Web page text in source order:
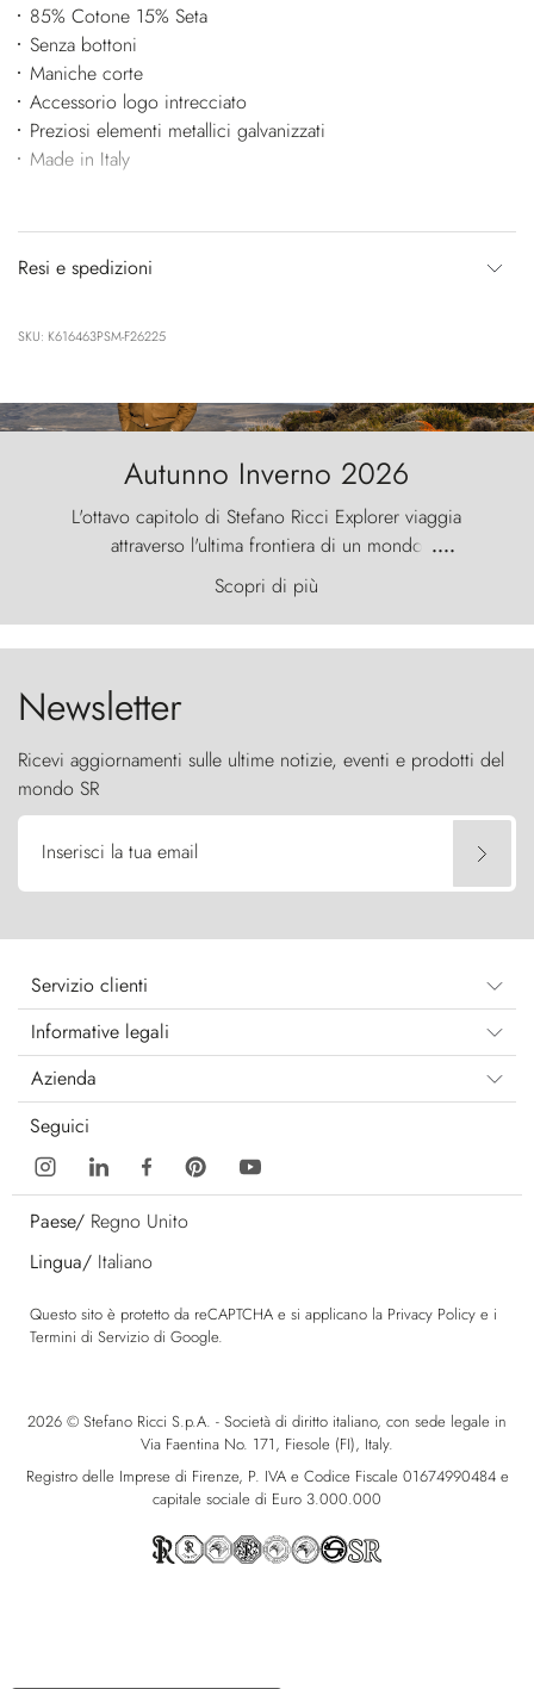
85% Cotone 15% Seta
Senza bottoni
Maniche corte
Accessorio logo intrecciato
Preziosi elementi metallici galvanizzati
Made in Italy
Resi e spedizioni
SKU: K616463PSM-F26225
Autunno Inverno 2026
L'ottavo capitolo di Stefano Ricci Explorer viaggia
attraverso l'ultima frontiera di un mondo
primordiale, dove il vento scolpisce la natura con
furia ancestrale e le Torres del Paine sfidano il
cielo come sentinelle di pietra.
....
Scopri di più
Newsletter
Ricevi aggiornamenti sulle ultime notizie, eventi e prodotti del
mondo SR
Inserisci la tua email
Servizio clienti
Informative legali
Azienda
Seguici
Paese/ Regno Unito
Lingua/ Italiano
Questo sito è protetto da reCAPTCHA e si applicano la Privacy Policy e i
Termini di Servizio di Google.
2026 © Stefano Ricci S.p.A. - Società di diritto italiano, con sede legale in
Via Faentina No. 171, Fiesole (FI), Italy.
Registro delle Imprese di Firenze, P. IVA e Codice Fiscale 01674990484 e
capitale sociale di Euro 3.000.000